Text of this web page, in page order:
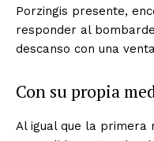
Porzingis presente,
responder al
descanso con una
Con su propia
Al igual que la primera